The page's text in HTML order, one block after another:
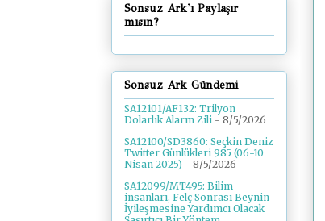
Sonsuz Ark'ı Paylaşır
mısın?
Sonsuz Ark Gündemi
SA12101/AF132: Trilyon
Dolarlık Alarm Zili - 8/5/2026
SA12100/SD3860: Seçkin Deniz
Twitter Günlükleri 985 (06-10
Nisan 2025) - 8/5/2026
SA12099/MT495: Bilim
insanları, Felç Sonrası Beynin
İyileşmesine Yardımcı Olacak